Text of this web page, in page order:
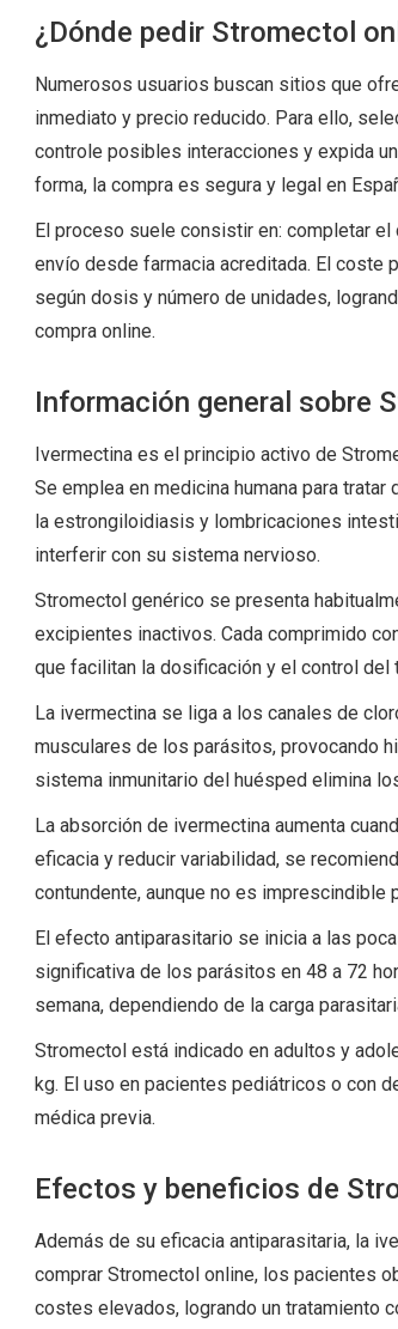
¿Dónde pedir Stromectol
Numerosos usuarios buscan sitios que
inmediato y precio reducido. Para ello,
controle posibles interacciones y expida
forma, la compra es segura y legal en
El proceso suele consistir en: completar
envío desde farmacia acreditada. El coste
según dosis y número de unidades,
compra online.
Información general sobre
Ivermectina es el principio activo de
Se emplea en medicina humana para
la estrongiloidiasis y lombricaciones
interferir con su sistema nervioso.
Stromectol genérico se presenta
excipientes inactivos. Cada comprimido
que facilitan la dosificación y el control del
La ivermectina se liga a los canales de
musculares de los parásitos, provocando
sistema inmunitario del huésped elimina
La absorción de ivermectina aumenta
eficacia y reducir variabilidad, se
contundente, aunque no es imprescindible
El efecto antiparasitario se inicia a las
significativa de los parásitos en 48 a 72
semana, dependiendo de la carga
Stromectol está indicado en adultos y
kg. El uso en pacientes pediátricos o con
médica previa.
Efectos y beneficios de
Además de su eficacia antiparasitaria, la
comprar Stromectol online, los pacientes
costes elevados, logrando un tratamiento